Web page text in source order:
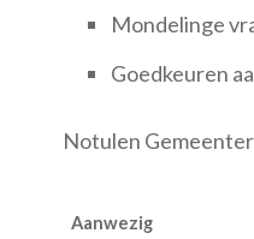
Mondelinge
Goedkeuren
Notulen
Aanwezig